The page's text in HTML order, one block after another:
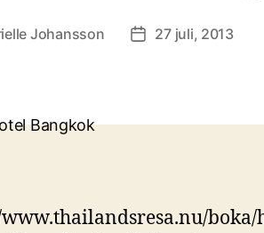
Johansson Inläggsdatum
27 juli, 2013
boka/